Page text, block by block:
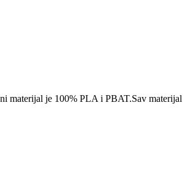
materijal je 100% PLA i PBAT.Sav materijal